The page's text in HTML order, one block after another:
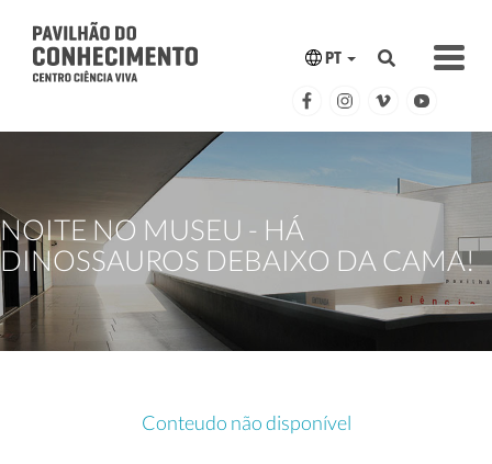
PT
NOITE NO MUSEU - HÁ
DINOSSAUROS DEBAIXO DA CAMA!
Conteudo não disponível